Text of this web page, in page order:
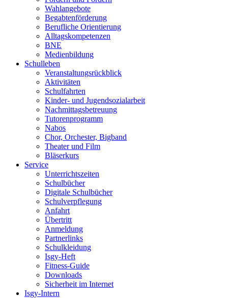
Wahlangebote
Begabtenförderung
Berufliche Orientierung
Alltagskompetenzen
BNE
Medienbildung
Schulleben
Veranstaltungsrückblick
Aktivitäten
Schulfahrten
Kinder- und Jugendsozialarbeit
Nachmittagsbetreuung
Tutorenprogramm
Nabos
Chor, Orchester, Bigband
Theater und Film
Bläserkurs
Service
Unterrichtszeiten
Schulbücher
Digitale Schulbücher
Schulverpflegung
Anfahrt
Übertritt
Anmeldung
Partnerlinks
Schulkleidung
Isgy-Heft
Fitness-Guide
Downloads
Sicherheit im Internet
Isgy-Intern